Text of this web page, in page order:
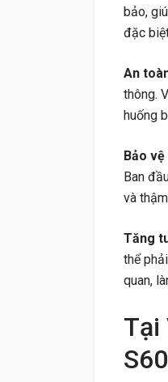
bảo,
đặc
An
thông.
huống
Bảo
Ban
và
Tăng
thể
quan,
Tại